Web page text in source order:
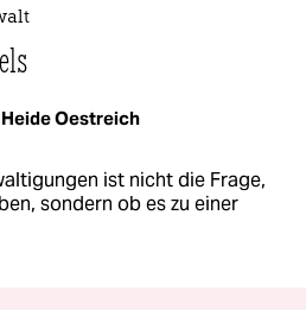
Heide Oestreich
ist nicht die Frage,
sondern ob es zu einer